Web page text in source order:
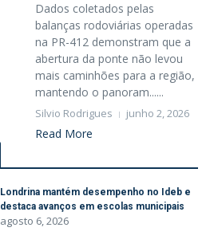
Dados coletados pelas
balanças rodoviárias operadas
na PR-412 demonstram que a
abertura da ponte não levou
mais caminhões para a região,
mantendo o panoram......
Silvio Rodrigues junho 2, 2026
Read More
Londrina mantém desempenho no Ideb e
destaca avanços em escolas municipais
agosto 6, 2026